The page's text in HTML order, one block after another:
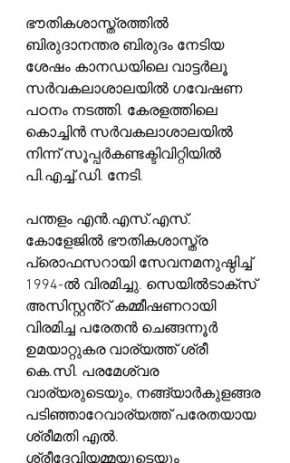
ഭൗതികശാസ്ത്രത്തിൽ
ബിരുദാനന്തര ബിരുദം നേടിയ
ശേഷം കാനഡയിലെ വാട്ടർലൂ
സർവകലാശാലയിൽ ഗവേഷണ
പഠനം നടത്തി. കേരളത്തിലെ
കൊച്ചിൻ സർവകലാശാലയിൽ
നിന്ന് സൂപ്പർകണ്ടക്ടിവിറ്റിയിൽ
പി.എച്ച്.ഡി. നേടി.
പന്തളം എൻ.എസ്.എസ്.
കോളേജിൽ ഭൗതികശാസ്ത്ര
പ്രൊഫസറായി സേവനമനുഷ്ഠിച്ച്
1994-ൽ വിരമിച്ചു. സെയിൽടാക്സ്
അസിസ്റ്റൻ്റ് കമ്മീഷണറായി
വിരമിച്ച പരേതൻ ചെങ്ങന്നൂർ
ഉമയാറ്റുകര വാര്യത്ത് ശ്രീ
കെ.സി. പരമേശ്വര
വാര്യരുടെയും, നങ്ങ്യാർകുളങ്ങര
പടിഞ്ഞാറേവാര്യത്ത് പരേതയായ
ശ്രീമതി എൽ.
ശ്രീദേവിയമ്മയുടെയും